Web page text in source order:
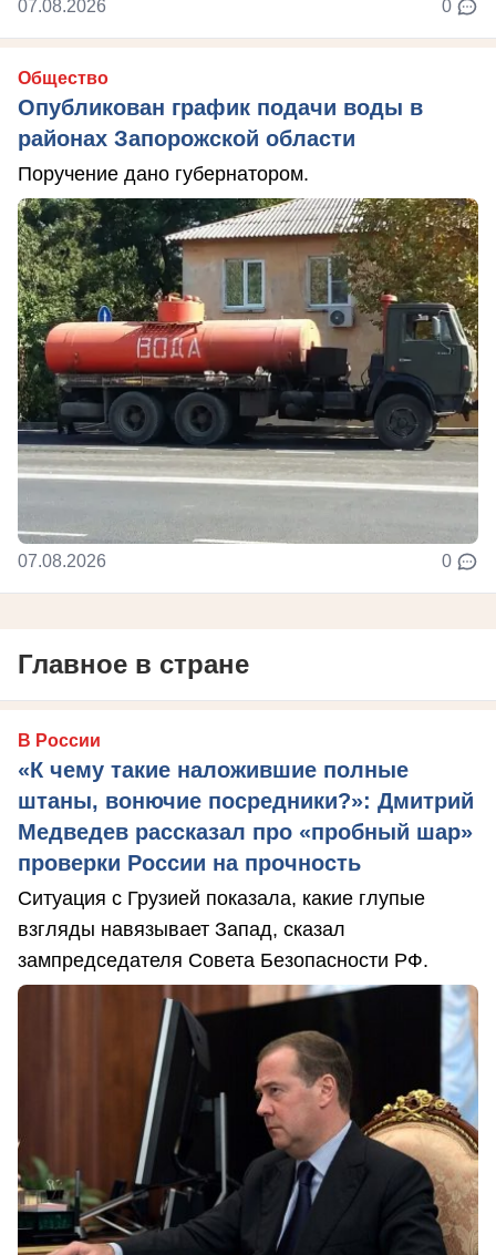
07.08.2026 0
Общество
Опубликован график подачи воды в
районах Запорожской области
Поручение дано губернатором.
07.08.2026 0
Главное в стране
В России
«К чему такие наложившие полные
штаны, вонючие посредники?»: Дмитрий
Медведев рассказал про «пробный шар»
проверки России на прочность
Ситуация с Грузией показала, какие глупые
взгляды навязывает Запад, сказал
зампредседателя Совета Безопасности РФ.